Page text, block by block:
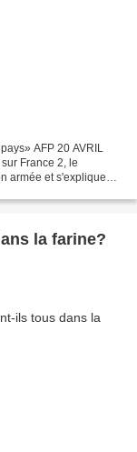
AFP 20 AVRIL
France 2, le
armée et s'explique
la farine?